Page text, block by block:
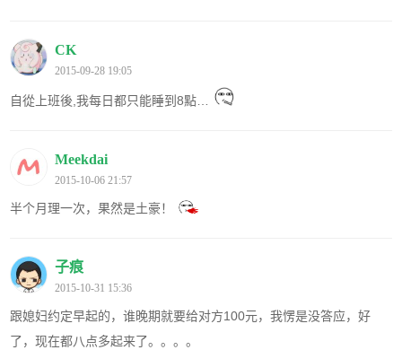
CK
2015-09-28 19:05
自從上班後,我每日都只能睡到8點…
Meekdai
2015-10-06 21:57
半个月理一次，果然是土豪！
子痕
2015-10-31 15:36
跟媳妇约定早起的，谁晚期就要给对方100元，我愣是没答应，好
了，现在都八点多起来了。。。。